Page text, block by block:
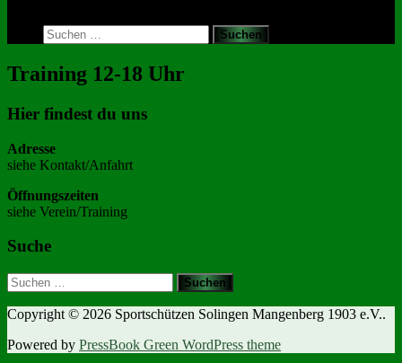
search
form
Suchen
nach:
Training 12-18 Uhr
Hier findest du uns
Adresse
siehe Kontakt/Anfahrt
Öffnungszeiten
siehe Verein/Training
Suche
Suchen
nach:
Copyright © 2026 Sportschützen Solingen Mangenberg 1903 e.V..
Powered by PressBook Green WordPress theme